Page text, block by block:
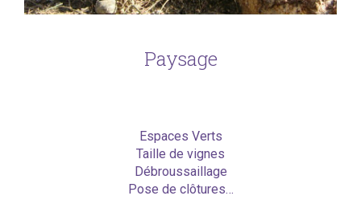
Paysage
Espaces Verts
Taille de vignes
Débroussaillage
Pose de clôtures…